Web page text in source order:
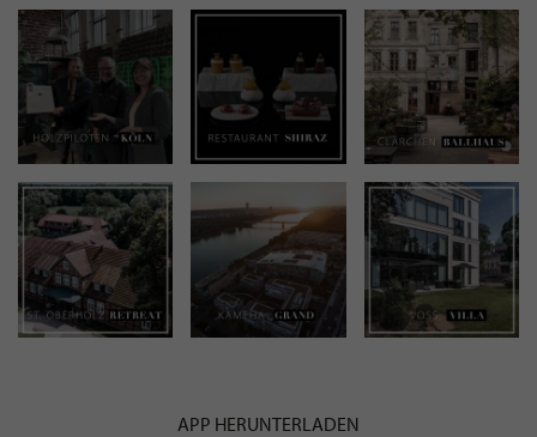
APP HERUNTERLADEN